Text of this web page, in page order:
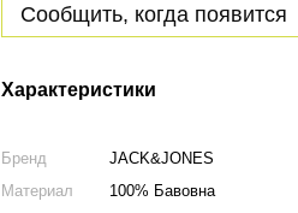
Сообщить, когда появится
Характеристики
Бренд
JACK&JONES
Материал
100% Бавовна